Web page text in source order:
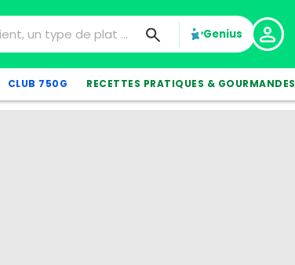
Genius
CLUB 750G RECETTES PRATIQUES & GOURMANDES